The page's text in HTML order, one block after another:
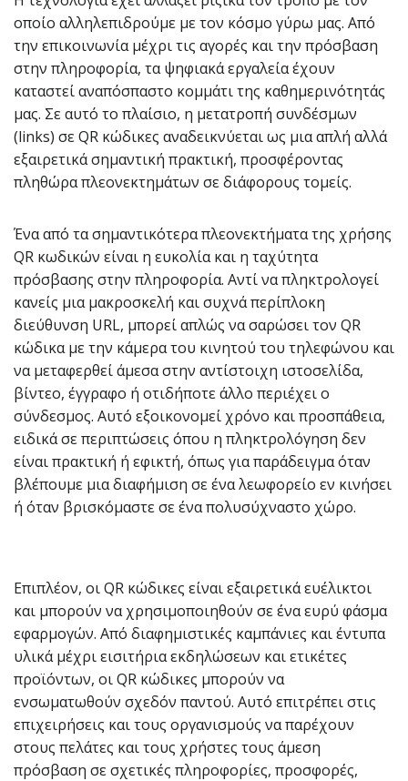
οποίο αλληλεπιδρούμε με τον κόσμο γύρω μας. Από
την επικοινωνία μέχρι τις αγορές και την πρόσβαση
στην πληροφορία, τα ψηφιακά εργαλεία έχουν
καταστεί αναπόσπαστο κομμάτι της καθημερινότητάς
μας. Σε αυτό το πλαίσιο, η μετατροπή συνδέσμων
(links) σε QR κώδικες αναδεικνύεται ως μια απλή αλλά
εξαιρετικά σημαντική πρακτική, προσφέροντας
πληθώρα πλεονεκτημάτων σε διάφορους τομείς.
Ένα από τα σημαντικότερα πλεονεκτήματα της χρήσης
QR κωδικών είναι η ευκολία και η ταχύτητα
πρόσβασης στην πληροφορία. Αντί να πληκτρολογεί
κανείς μια μακροσκελή και συχνά περίπλοκη
διεύθυνση URL, μπορεί απλώς να σαρώσει τον QR
κώδικα με την κάμερα του κινητού του τηλεφώνου και
να μεταφερθεί άμεσα στην αντίστοιχη ιστοσελίδα,
βίντεο, έγγραφο ή οτιδήποτε άλλο περιέχει ο
σύνδεσμος. Αυτό εξοικονομεί χρόνο και προσπάθεια,
ειδικά σε περιπτώσεις όπου η πληκτρολόγηση δεν
είναι πρακτική ή εφικτή, όπως για παράδειγμα όταν
βλέπουμε μια διαφήμιση σε ένα λεωφορείο εν κινήσει
ή όταν βρισκόμαστε σε ένα πολυσύχναστο χώρο.
Επιπλέον, οι QR κώδικες είναι εξαιρετικά ευέλικτοι
και μπορούν να χρησιμοποιηθούν σε ένα ευρύ φάσμα
εφαρμογών. Από διαφημιστικές καμπάνιες και έντυπα
υλικά μέχρι εισιτήρια εκδηλώσεων και ετικέτες
προϊόντων, οι QR κώδικες μπορούν να
ενσωματωθούν σχεδόν παντού. Αυτό επιτρέπει στις
επιχειρήσεις και τους οργανισμούς να παρέχουν
στους πελάτες και τους χρήστες τους άμεση
πρόσβαση σε σχετικές πληροφορίες, προσφορές,